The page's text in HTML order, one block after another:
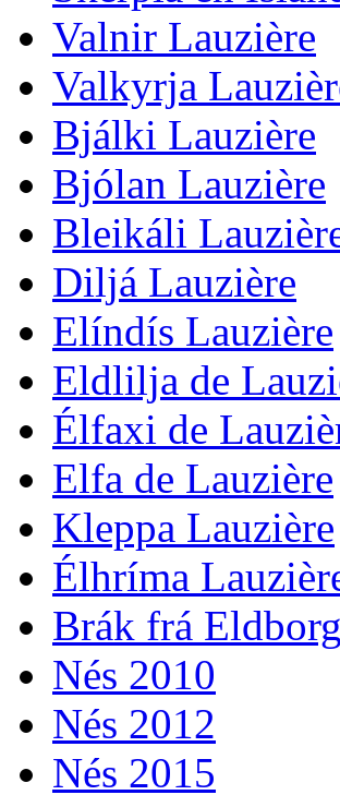
Valnir Lauzière
Valkyrja
Bjálki Lauzière
Bjólan Lauzière
Bleikáli
Diljá Lauzière
Elíndís Lauzière
Eldlilja de
Élfaxi de
Elfa de Lauzière
Kleppa Lauzière
Élhríma
Brák frá Eldborg
Nés 2010
Nés 2012
Nés 2015